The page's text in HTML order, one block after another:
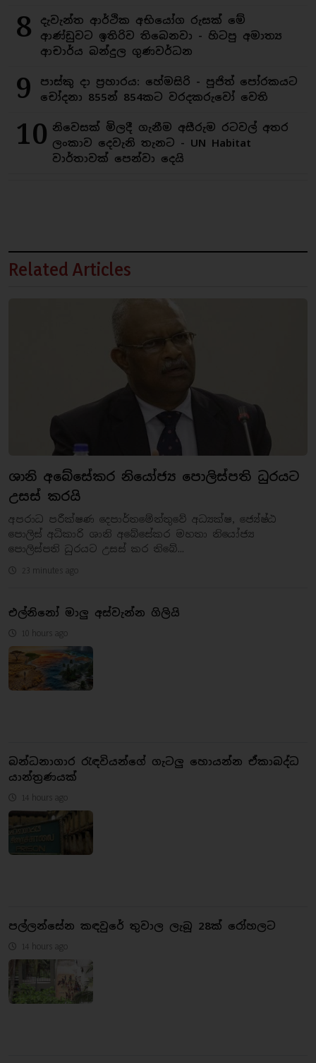
8
දැවැන්ත ආර්ථික අභියෝග රුසක් මේ
ආණ්ඩුවට ඉතිරිව තිබෙනවා - හිටපු අමාත්‍ය
ආචාර්ය බන්දුල ගුණවර්ධන
9
පාස්කු දා ප්‍රහාරය: හේමසිරි - පූජිත් පෝරකයට
චෝදනා 855න් 854කට වරදකරුවෝ වෙති
10 නිවෙසක් මිලදී ගැනීම අසීරුම රටවල් අතර
ලංකාව දෙවැනි තැනට - UN Habitat
වාර්තාවක් පෙන්වා දෙයි
Related Articles
ශානි අබේසේකර නියෝජ්‍ය පොලිස්පති ධුරයට
උසස් කරයි
අපරාධ පරීක්ෂණ දෙපාර්තමේන්තුවේ අධ්‍යක්ෂ, ජ්‍යේෂ්ඨ
පොලිස් අධිකාරි ශානි අබේසේකර මහතා නියෝජ්‍ය
පොලිස්පති ධුරයට උසස් කර තිබේ...
23 minutes ago
එල්නිනෝ මාලු අස්වැන්න ගිලියි
10 hours ago
බන්ධනාගාර රැඳවියන්ගේ ගැටලු හොයන්න ඒකාබද්ධ
යාන්ත්‍රණයක්
14 hours ago
පල්ලන්සේන කඳවුරේ තුවාල ලැබූ 28ක් රෝහලට
14 hours ago